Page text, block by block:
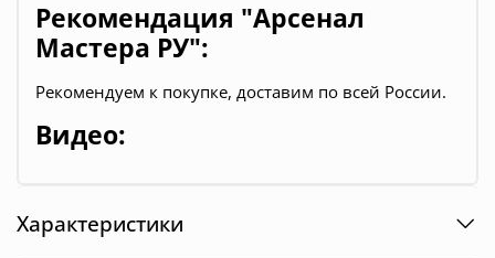
Рекомендация "Арсенал
Мастера РУ":
Pекомендуем к покупке, доставим по всей России.
Видео:
Характеристики